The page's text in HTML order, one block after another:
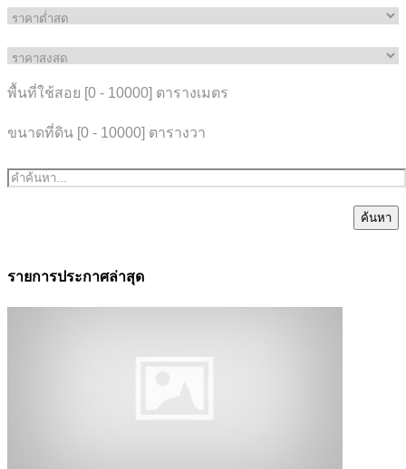
พื้นที่ใช้สอย [0 - 10000] ตารางเมตร
ขนาดที่ดิน [0 - 10000] ตารางวา
ค้นหา
รายการประกาศล่าสุด